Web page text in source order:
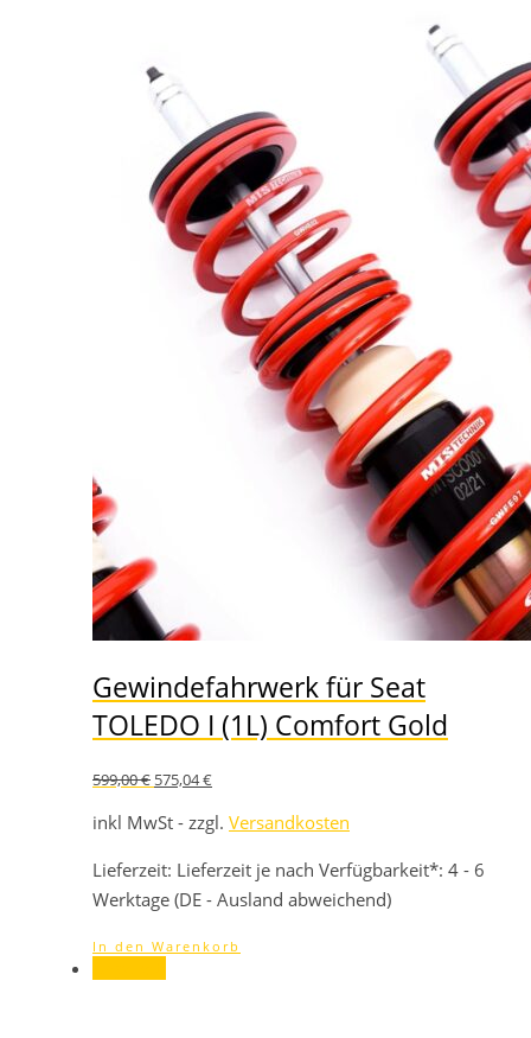
Gewindefahrwerk für Seat
TOLEDO I (1L) Comfort Gold
599,00€ Ursprünglicher
war:
599,00 €
575,04€Aktueller
ist:
575,04 €.
inkl MwSt - zzgl. Versandkosten
Lieferzeit: Lieferzeit je nach Verfügbarkeit*: 4 - 6
Werktage (DE - Ausland abweichend)
In den Warenkorb